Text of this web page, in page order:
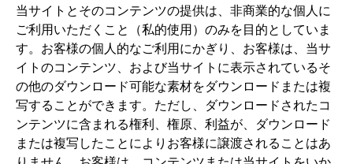
当サイトとそのコンテンツの提供は、非商業的な個人に
ご利用いただくこと（私的使用）のみを目的としていま
す。お客様の個人的なご利用にかぎり、お客様は、当サ
イトのコンテンツ、および当サイトに表示されているそ
の他のダウンロード可能な素材をダウンロードまたは複
写することができます。ただし、ダウンロードされたコ
ンテンツに含まれる権利、権原、利益が、ダウンロード
または複写したことによりお客様に譲渡されることはあ